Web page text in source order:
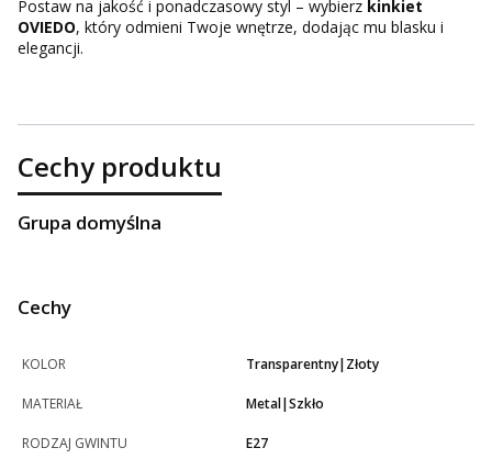
Postaw na jakość i ponadczasowy styl – wybierz kinkiet
OVIEDO, który odmieni Twoje wnętrze, dodając mu blasku i
elegancji.
Cechy produktu
Grupa domyślna
Cechy
KOLOR Transparentny|Złoty
MATERIAŁ Metal|Szkło
RODZAJ GWINTU E27